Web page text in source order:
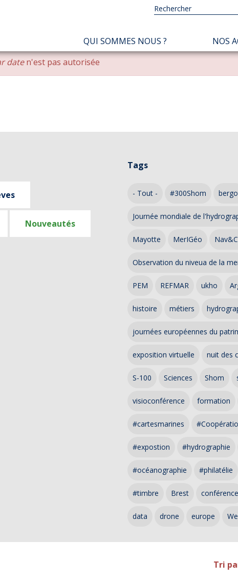
NAVIGATION
PRINCIPALE
QUI SOMMES NOUS ? NOS
daten'est pas autorisée
Nouveautés
Tags
- Tout - #300Shom
Journée mondiale de
Mayotte MerIGéo
Observation du niveua de la
PEM REFMAR ukho
histoire métiers
journées européennes du
exposition virtuelle nuit des
S-100 Sciences Shom
visioconférence formation
#cartesmarines
#expostion #hydrographie
#océanographie #philatélie
#timbre Brest conférence
data drone europe
Tri